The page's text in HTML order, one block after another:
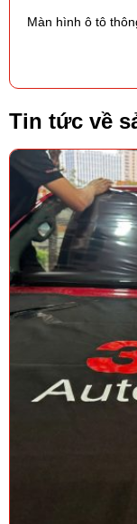
Màn hình ô tô
Tin tức về